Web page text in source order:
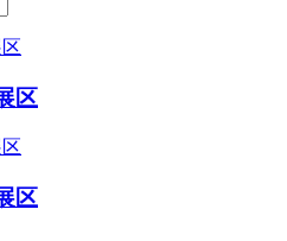
区
区